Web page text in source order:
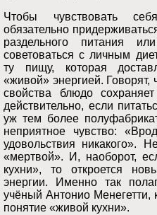
Чтобы чувствовать
обязательно
раздельного питания
советоваться с личным
ту пищу, которая
«живой» энергией.
свойства блюдо
действительно, если
уж тем более
неприятное чувство:
удовольствия никакого».
«мертвой». И, наоборот,
кухни», то откроется
энергии. Именно так
учёный Антонио Менегетти,
понятие «живой кухни».